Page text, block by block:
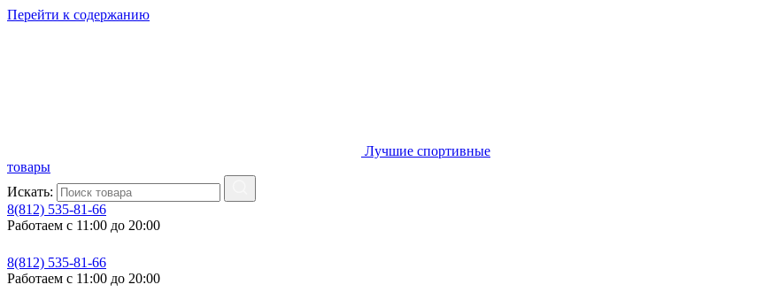
Перейти к содержанию
Лучшие спортивные
товары
Искать:
8(812) 535-81-66
Работаем с 11:00 до 20:00
8(812) 535-81-66
Работаем с 11:00 до 20:00